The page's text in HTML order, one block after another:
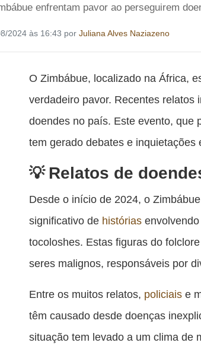
enfrentam pavor ao perseguirem
2024 às 16:43 por Juliana Alves Naziazeno
O Zimbábue, localizado na África,
verdadeiro pavor. Recentes relatos
doendes no país. Este evento, que
tem gerado debates e inquietações
Relatos de
Desde o início de 2024, o
significativo de histórias
tocoloshes. Estas figuras do
seres malignos, responsáveis por
Entre os muitos relatos, policiais e
têm causado desde doenças
situação tem levado a um clima de